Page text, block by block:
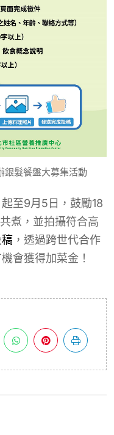
銀髮餐盤大募集活動
至9月5日，鼓勵18
煮，並拍攝符合高
，透過跨世代合作
會獲得加菜金！